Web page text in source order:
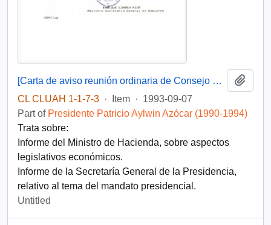
[Carta de aviso reunión ordinaria de Consejo de Gabinete y Acta Consejo de Gabinete 09-09-93 ]
CL CLUAH 1-1-7-3 · Item · 1993-09-07
Part of Presidente Patricio Aylwin Azócar (1990-1994)
Trata sobre:
Informe del Ministro de Hacienda, sobre aspectos
legislativos económicos.
Informe de la Secretaría General de la Presidencia,
relativo al tema del mandato presidencial.
Untitled